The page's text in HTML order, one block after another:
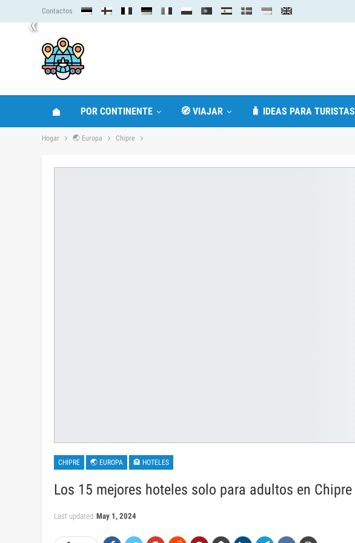
« Contactos
POR CONTINENTE 🧭 VIAJAR 🧳 IDEAS PARA TURISTAS
Hogar 🌏 Europa Chipre
CHIPRE 🌏 EUROPA 🏨 HOTELES
Los 15 mejores hoteles solo para adultos en Chipre
Last updated May 1, 2024